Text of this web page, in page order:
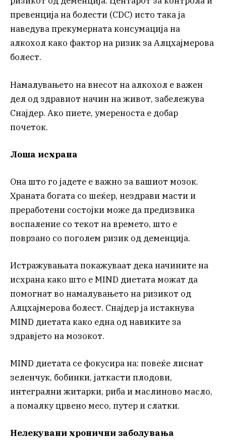
превенција на болести (CDC) исто така ја
наведува прекумерната консумација на
алкохол како фактор на ризик за Алцхајмерова
болест.
Намалувањето на внесот на алкохол е важен
дел од здравиот начин на живот, забележува
Снајдер. Ако пиете, умереноста е добар
почеток.
Лоша исхрана
Она што го јадете е важно за вашиот мозок.
Храната богата со шеќер, нездрави масти и
преработени состојки може да предизвика
воспаление со текот на времето, што е
поврзано со поголем ризик од деменција.
Истражувањата покажуваат дека начините на
исхрана како што е MIND диетата можат да
помогнат во намалувањето на ризикот од
Алцхајмерова болест. Снајдер ја истакнува
MIND диетата како една од навиките за
здравјето на мозокот.
MIND диетата се фокусира на: повеќе лиснат
зеленчук, бобинки, јаткасти плодови,
интегрални житарки, риба и маслиново масло,
а помалку црвено месо, путер и слатки.
Нелекувани хронични заболувања